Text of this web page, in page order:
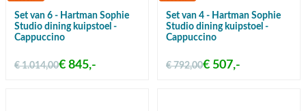
Set van 6 - Hartman Sophie
Studio dining kuipstoel -
Cappuccino
€ 1.014,00€ 845,-
Set van 4 - Hartman Sophie
Studio dining kuipstoel -
Cappuccino
€ 792,00€ 507,-